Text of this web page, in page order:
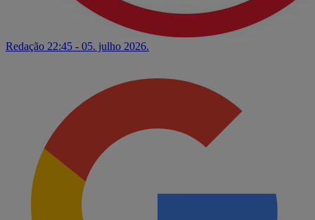
Redação 22:45 - 05. julho 2026.